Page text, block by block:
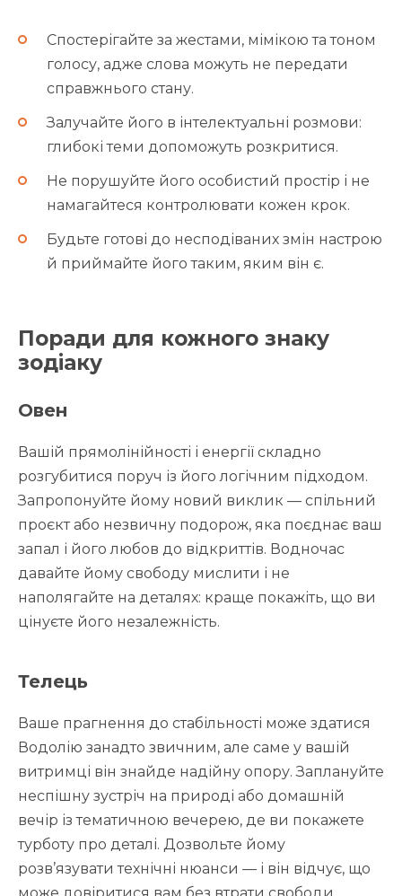
Спостерігайте за жестами, мімікою та тоном
голосу, адже слова можуть не передати
справжнього стану.
Залучайте його в інтелектуальні розмови:
глибокі теми допоможуть розкритися.
Не порушуйте його особистий простір і не
намагайтеся контролювати кожен крок.
Будьте готові до несподіваних змін настрою
й приймайте його таким, яким він є.
Поради для кожного знаку
зодіаку
Овен
Вашій прямолінійності і енергії складно
розгубитися поруч із його логічним підходом.
Запропонуйте йому новий виклик — спільний
проєкт або незвичну подорож, яка поєднає ваш
запал і його любов до відкриттів. Водночас
давайте йому свободу мислити і не
наполягайте на деталях: краще покажіть, що ви
цінуєте його незалежність.
Телець
Ваше прагнення до стабільності може здатися
Водолію занадто звичним, але саме у вашій
витримці він знайде надійну опору. Заплануйте
неспішну зустріч на природі або домашній
вечір із тематичною вечерею, де ви покажете
турботу про деталі. Дозвольте йому
розв’язувати технічні нюанси — і він відчує, що